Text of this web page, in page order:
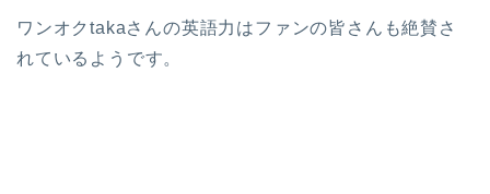
ワンオクtakaさんの英語力はファンの皆さんも絶賛さ
れているようです。